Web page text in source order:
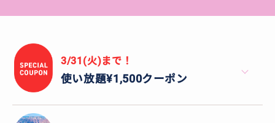
3/31(火)まで！
使い放題¥1,500クーポン